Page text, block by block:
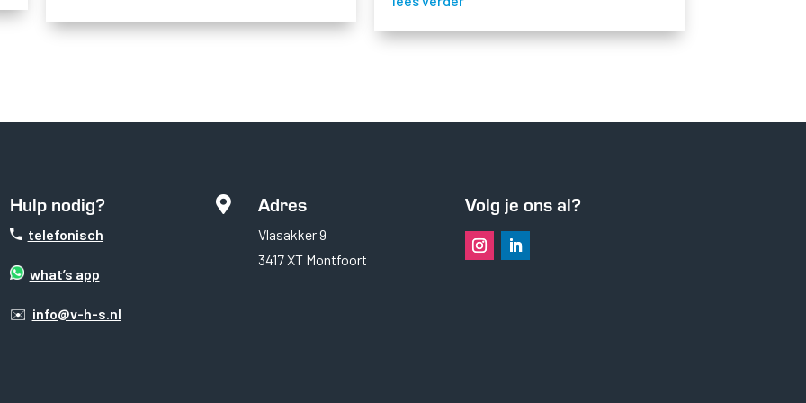
Hulp nodig?
telefonisch
what’s app
✉️ info@v-h-s.nl
 Adres
Vlasakker 9
3417 XT Montfoort
Volg je ons al?